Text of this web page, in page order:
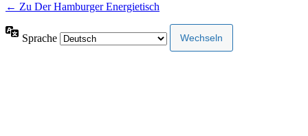
← Zu Der Hamburger Energietisch
Sprache